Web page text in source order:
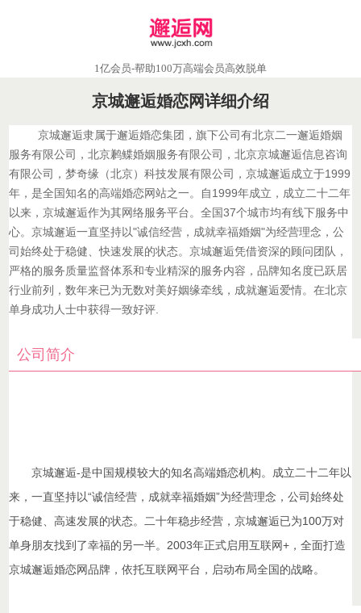
1亿会员-帮助100万高端会员高效脱单
京城邂逅婚恋网详细介绍
京城邂逅隶属于邂逅婚恋集团，旗下公司有北京二一邂逅婚姻
服务有限公司，北京鹣鲽婚姻服务有限公司，北京京城邂逅信息咨询
有限公司，梦奇缘（北京）科技发展有限公司，京城邂逅成立于1999
年，是全国知名的高端婚恋网站之一。自1999年成立，成立二十二年
以来，京城邂逅作为其网络服务平台。全国37个城市均有线下服务中
心。京城邂逅一直坚持以"诚信经营，成就幸福婚姻"为经营理念，公
司始终处于稳健、快速发展的状态。京城邂逅凭借资深的顾问团队，
严格的服务质量监督体系和专业精深的服务内容，品牌知名度已跃居
行业前列，数年来已为无数对美好姻缘牵线，成就邂逅爱情。在北京
单身成功人士中获得一致好评.
公司简介
京城邂逅-是中国规模较大的知名高端婚恋机构。成立二十二年以
来，一直坚持以“诚信经营，成就幸福婚姻”为经营理念，公司始终处
于稳健、高速发展的状态。二十年稳步经营，京城邂逅已为100万对
单身朋友找到了幸福的另一半。2003年正式启用互联网+，全面打造
京城邂逅婚恋网品牌，依托互联网平台，启动布局全国的战略。